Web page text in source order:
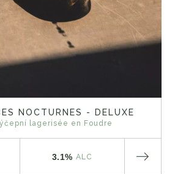
NOCTURNES - DELUXE
lagerisée en Foudre
3.1% ALC